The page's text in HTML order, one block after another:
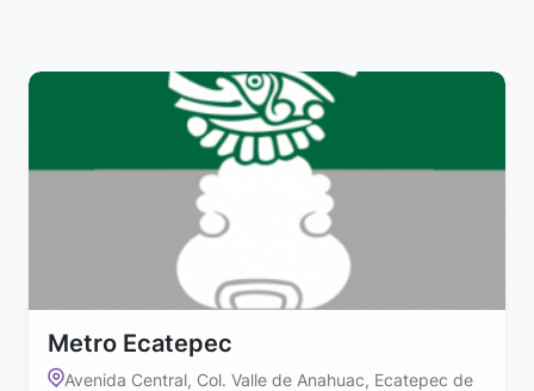
Metro Ecatepec
Avenida Central, Col. Valle de Anahuac, Ecatepec de